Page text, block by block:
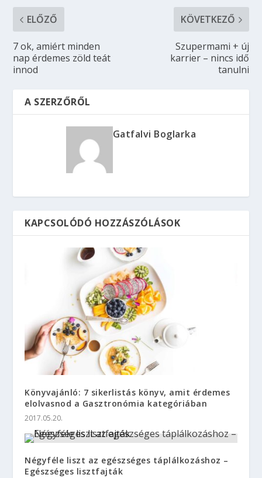
ELŐZŐ
7 ok, amiért minden
nap érdemes zöld teát
innod
KÖVETKEZŐ
Szupermami + új
karrier – nincs idő
tanulni
A SZERZŐRŐL
Gatfalvi Boglarka
KAPCSOLÓDÓ HOZZÁSZÓLÁSOK
Könyvajánló: 7 sikerlistás könyv, amit érdemes
elolvasnod a Gasztronómia kategóriában
2017.05.20.
Négyféle liszt az egészséges táplálkozáshoz –
Egészséges lisztfajták